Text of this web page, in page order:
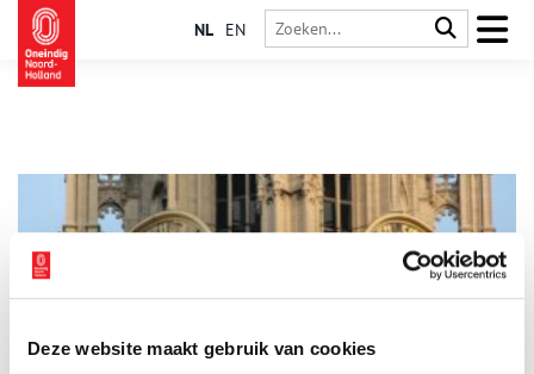
Deze website maakt gebruik van cookies
NL EN